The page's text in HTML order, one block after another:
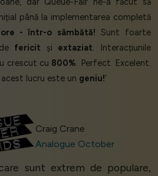
până la implementarea completă
- într-o sâmbătă! Sunt foarte
fericit și extaziat. Interacțiunile
crescut cu 800%. Perfect. Excelent.
lucru este un geniu!’
Craig Crane
Analogue October
sunt extrem de populare,